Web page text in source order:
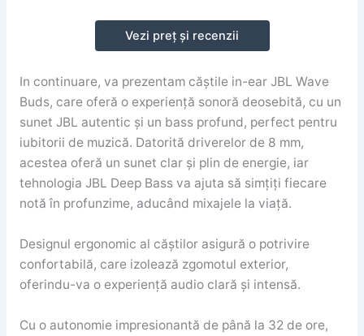
Vezi preț și recenzii
In continuare, va prezentam căștile in-ear JBL Wave
Buds, care oferă o experiență sonoră deosebită, cu un
sunet JBL autentic și un bass profund, perfect pentru
iubitorii de muzică. Datorită driverelor de 8 mm,
acestea oferă un sunet clar și plin de energie, iar
tehnologia JBL Deep Bass va ajuta să simțiți fiecare
notă în profunzime, aducând mixajele la viață.
Designul ergonomic al căștilor asigură o potrivire
confortabilă, care izolează zgomotul exterior,
oferindu-va o experiență audio clară și intensă.
Cu o autonomie impresionantă de până la 32 de ore,